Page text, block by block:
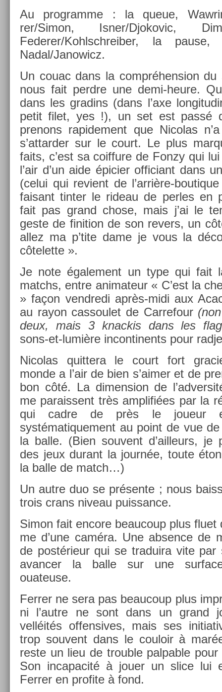
Au pro­gram­me : la queue,
rer/Simon, Is­ner/Djokovic,
Federer/Kohlschreib­er, la pause,
Nadal/Janowicz.
Un couac dans la com­préhens­ion
nous fait per­dre une demi-heure.
dans les gradins (dans l’axe
petit filet, yes !), un set est passé
prenons rapide­ment que Nicolas
s’at­tard­er sur le court. Le plus
faits, c’est sa co­if­fure de Fonzy qui
l’air d’un aide épici­er of­ficiant dans
(celui qui re­vient de l’arrière-
faisant tint­er le rideau de per­les en
fait pas grand chose, mais j’ai le
geste de fin­i­tion de son re­v­ers, un
allez ma p’tite dame je vous la
côtelet­te ».
Je note égale­ment un type qui fait
matchs, entre an­imateur « C’est la
» façon vendredi après-midi aux
au rayon cas­soulet de Car­refour
deux, mais 3 knac­kis dans les
sons-et-lumière in­con­tinents pour
Nicolas quit­tera le court fort
monde a l’air de bien s’aimer et de
bon côté. La di­mens­ion de
me para­is­sent très amplifiées par la
qui cadre de près le joueur
systématique­ment au point de vue
la balle. (Bien souvent d’ail­leurs, je
des jeux durant la journée, toute
la balle de match…)
Un autre duo se présente ; nous
trois crans niveau puis­sance.
Simon fait en­core be­aucoup plus fluet
me d’une caméra. Une ab­s­ence de
de postérieur qui se traduira vite
avanc­er la balle sur une
ouateuse.
Ferr­er ne sera pas be­aucoup plus
ni l’autre ne sont dans un grand
velléités of­fen­sives, mais ses
trop souvent dans le co­uloir à
reste un lieu de troub­le palp­able
Son in­capacité à jouer un slice lui
Ferr­er en pro­fite à fond.